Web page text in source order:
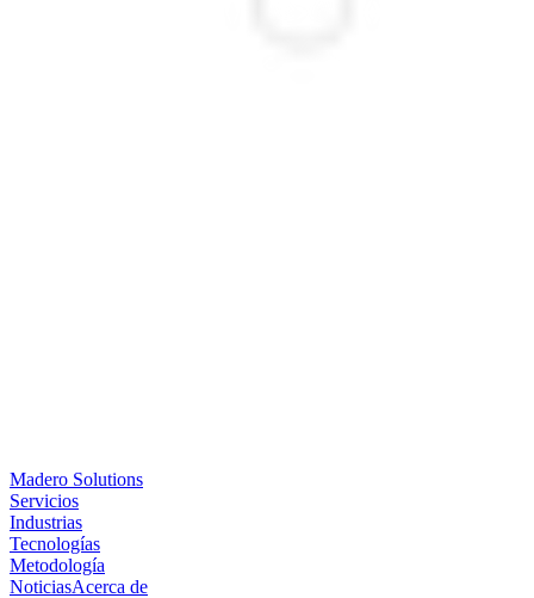
Madero Solutions
Servicios
Industrias
Tecnologías
Metodología
NoticiasAcerca de